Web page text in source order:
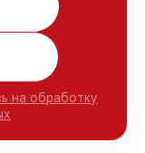
на обработку